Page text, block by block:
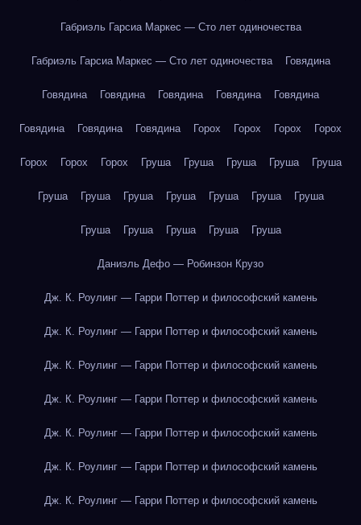
Габриэль Гарсиа Маркес — Сто лет одиночества
Габриэль Гарсиа Маркес — Сто лет одиночества Говядина
Говядина Говядина Говядина Говядина Говядина
Говядина Говядина Говядина Горох Горох Горох Горох
Горох Горох Горох Груша Груша Груша Груша Груша
Груша Груша Груша Груша Груша Груша Груша
Груша Груша Груша Груша Груша
Даниэль Дефо — Робинзон Крузо
Дж. К. Роулинг — Гарри Поттер и философский камень
Дж. К. Роулинг — Гарри Поттер и философский камень
Дж. К. Роулинг — Гарри Поттер и философский камень
Дж. К. Роулинг — Гарри Поттер и философский камень
Дж. К. Роулинг — Гарри Поттер и философский камень
Дж. К. Роулинг — Гарри Поттер и философский камень
Дж. К. Роулинг — Гарри Поттер и философский камень